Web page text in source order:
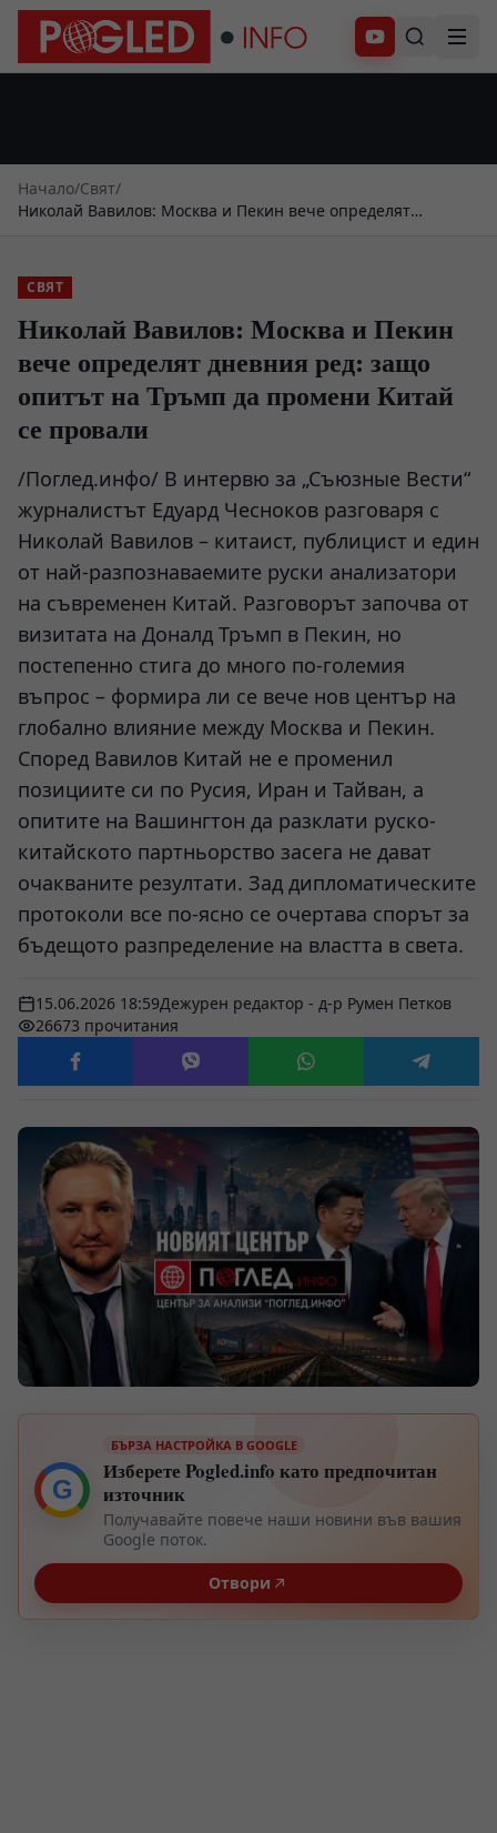
Абонирай се
Начало/Свят/
Николай Вавилов: Москва и Пекин вече определят
СВЯТ
Николай Вавилов: Москва и Пекин
вече определят дневния ред: защо
опитът на Тръмп да промени Китай
се провали
/Поглед.инфо/ В интервю за „Съюзные Вести“
журналистът Едуард Чесноков разговаря с
Николай Вавилов – китаист, публицист и един
от най-разпознаваемите руски анализатори
на съвременен Китай. Разговорът започва от
визитата на Доналд Тръмп в Пекин, но
постепенно стига до много по-големия
въпрос – формира ли се вече нов център на
глобално влияние между Москва и Пекин.
Според Вавилов Китай не е променил
позициите си по Русия, Иран и Тайван, а
опитите на Вашингтон да разклати руско-
китайското партньорство засега не дават
очакваните резултати. Зад дипломатическите
протоколи все по-ясно се очертава спорът за
бъдещото разпределение на властта в света.
15.06.2026 18:59Дежурен редактор - д-р Румен Петков
26673 прочитания
G
БЪРЗА НАСТРОЙКА В GOOGLE
Изберете Pogled.info като предпочитан
източник
Получавайте повече наши новини във вашия
Google поток.
Отвори